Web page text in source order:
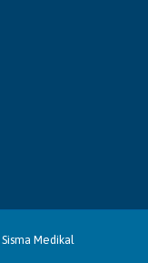
Sisma Medikal